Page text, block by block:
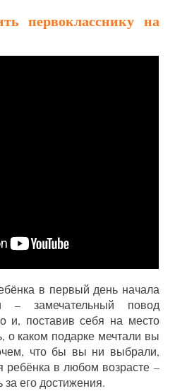
первокласснику на
в первый день начала
– замечательный повод
и, поставив себя на место
о каком подарке мечтали вы
что бы вы ни выбрали,
ребёнка в любом возрасте –
его достижения.